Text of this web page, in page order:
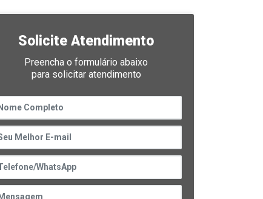
Solicite Atendimento
Preencha o formulário abaixo
para solicitar atendimento